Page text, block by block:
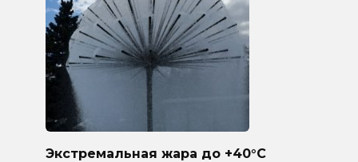
Экстремальная жара до +40°C